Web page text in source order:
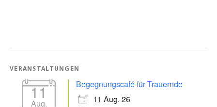
VERANSTALTUNGEN
11
Aug.
Begegnungscafé für Trauernde
11 Aug. 26